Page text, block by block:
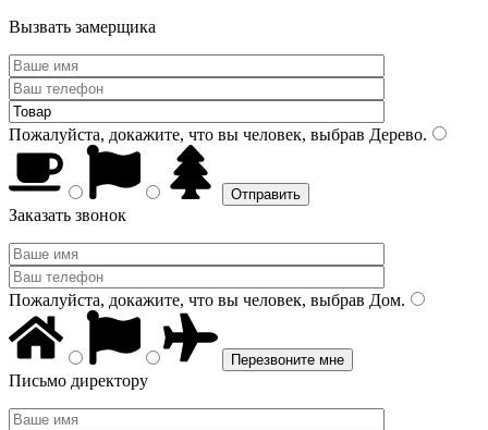
Вызвать замерщика
Пожалуйста, докажите, что вы человек, выбрав Дерево.
Заказать звонок
Пожалуйста, докажите, что вы человек, выбрав Дом.
Письмо директору